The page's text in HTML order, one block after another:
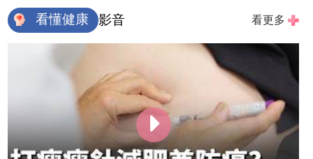
看懂健康 影音 看更多